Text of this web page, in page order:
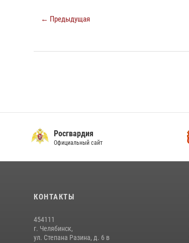
← Предыдущая
Росгвардия
Официальный сайт
КОНТАКТЫ
454111
г. Челябинск,
ул. Степана Разина, д. 6 в